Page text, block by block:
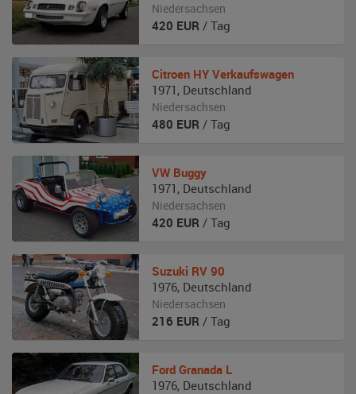
Niedersachsen
420 EUR / Tag
Citroen HY Verkaufswagen
1971 , Deutschland
Niedersachsen
480 EUR / Tag
VW Buggy
1971 , Deutschland
Niedersachsen
420 EUR / Tag
Suzuki RV 90
1976, Deutschland
Niedersachsen
216 EUR / Tag
Ford Granada L
1976, Deutschland